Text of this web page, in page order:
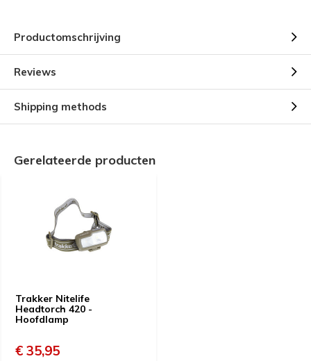
Productomschrijving
Reviews
Shipping methods
Gerelateerde producten
Trakker Nitelife
Headtorch 420 -
Hoofdlamp
€ 35,95